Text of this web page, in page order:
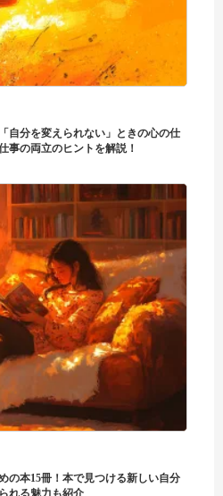
自分を変えられない」ときの心の仕
事の両立のヒントを解説！
の本15冊！本で見つける新しい自分
れる魅力も紹介